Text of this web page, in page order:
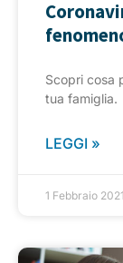
Scopri cosa
tua famiglia.
LEGGI »
1 Febbraio 2021